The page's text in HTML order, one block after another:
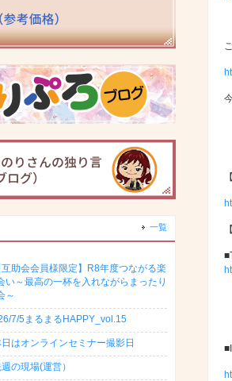
一覧
互助会会員様限定】R8年度つながる楽
い～最高の一杯を入れながらまったり
～
7/5まるまるHAPPY_vol.15
はオンラインセミナー撮影日
の現場(運営）